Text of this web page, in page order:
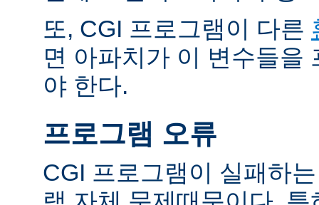
또, CGI 프로그램이 다른
면 아파치가 이 변수들을
야 한다.
프로그램 오류
CGI 프로그램이 실패하